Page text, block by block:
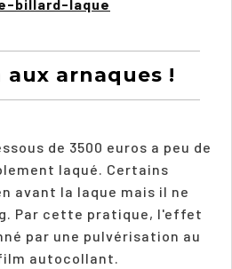
arnaques !
de 3500 euros a peu de
laqué. Certains
avant la laque mais il ne
Par cette pratique, l'effet
par une pulvérisation au
autocollant.